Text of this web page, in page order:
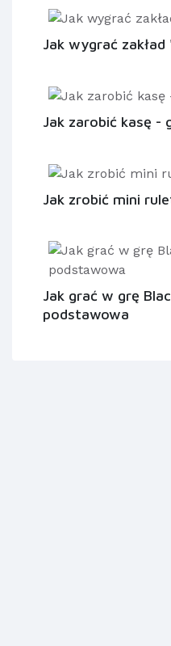
Jak wygrać
Jak zarobić kasę -
Jak zrobić mini
Jak grać w grę
podstawowa